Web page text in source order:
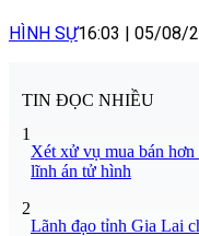
HÌNH SỰ16:03 05/08/
TIN ĐỌC NHIỀU
1
Xét xử vụ mua bán
lĩnh án tử hình
2
Lãnh đạo tỉnh Gia Lai